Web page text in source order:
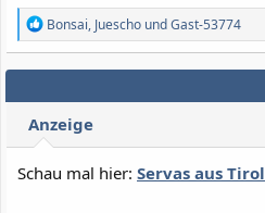
R
e
a
k
o
n
n
Bonsai, Juescho undGast-53774
Anzeige
Schau mal hier: Servas aus Tirol